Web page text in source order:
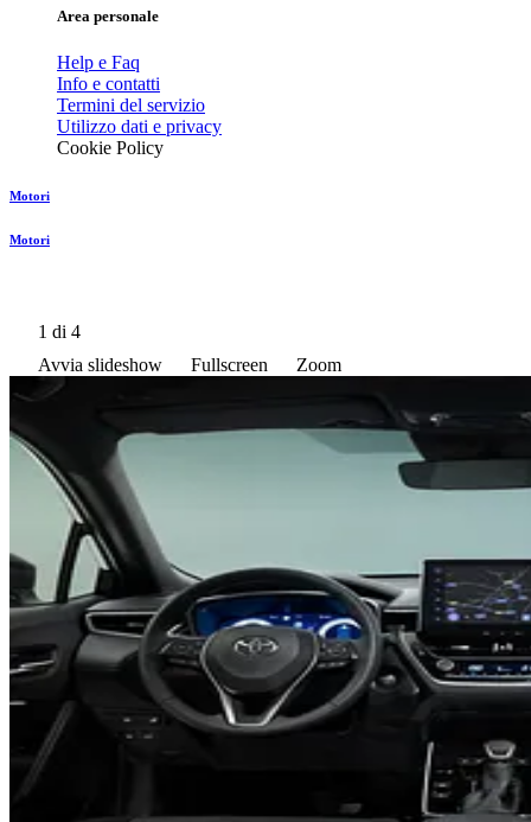
Area personale
Help e Faq
Info e contatti
Termini del servizio
Utilizzo dati e privacy
Cookie Policy
Motori
Motori
1 di 4
Avvia slideshow
Fullscreen Zoom